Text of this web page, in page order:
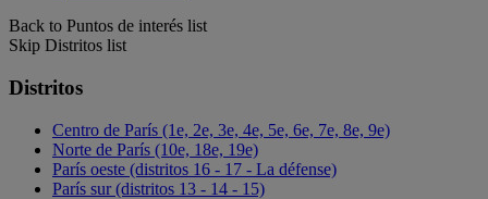
Back to Puntos de interés list
Skip Distritos list
Distritos
Centro de París (1e, 2e, 3e, 4e, 5e, 6e, 7e, 8e, 9e)
Norte de París (10e, 18e, 19e)
París oeste (distritos 16 - 17 - La défense)
París sur (distritos 13 - 14 - 15)